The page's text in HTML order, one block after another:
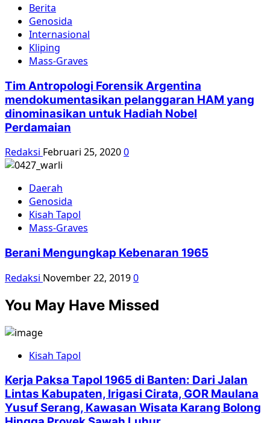
Berita
Genosida
Internasional
Kliping
Mass-Graves
Tim Antropologi Forensik Argentina
mendokumentasikan pelanggaran HAM yang
dinominasikan untuk Hadiah Nobel
Perdamaian
Redaksi Februari 25, 20200
Daerah
Genosida
Kisah Tapol
Mass-Graves
Berani Mengungkap Kebenaran 1965
Redaksi November 22, 20190
You May Have Missed
Kisah Tapol
Kerja Paksa Tapol 1965 di Banten: Dari Jalan
Lintas Kabupaten, Irigasi Cirata, GOR Maulana
Yusuf Serang, Kawasan Wisata Karang Bolong